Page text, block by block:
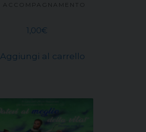
ACCOMPAGNAMENTO
1,00€
Aggiungi al carrello